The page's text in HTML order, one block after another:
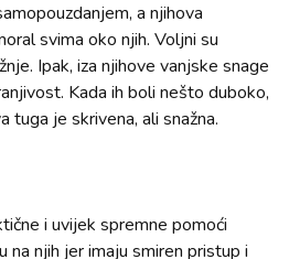
a njihova
svima oko njih. Voljni su
Ipak, iza njihove vanjske snage
Kada ih boli nešto duboko,
tuga je skrivena, ali snažna.
i uvijek spremne pomoći
na njih jer imaju smiren pristup i